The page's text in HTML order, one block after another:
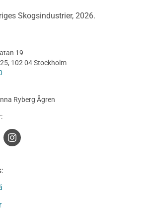
utförande
Behandlat
Fingerskarvat
Fingerskarvat Obehandlat
Skogsindustrier, 2026.
19
102 04 Stockholm
Ryberg Ågren